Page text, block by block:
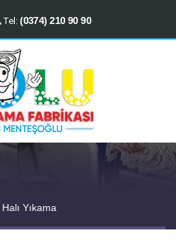
Tel:(0374) 210 90 90
Halı Yıkama